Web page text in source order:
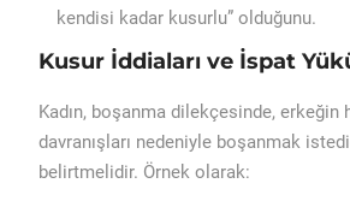
kendisi kadar kusurlu” olduğunu.
Kusur İddiaları ve İspat
Kadın, boşanma dilekçesinde, erkeğin
davranışları nedeniyle boşanmak
belirtmelidir. Örnek olarak: